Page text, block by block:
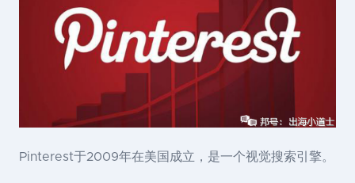
Pinterest于2009年在美国成立，是一个视觉搜索引擎。